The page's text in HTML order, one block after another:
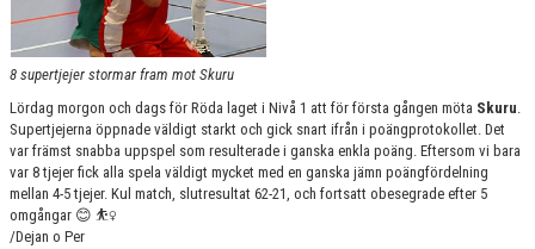
8 supertjejer stormar fram mot Skuru
Lördag morgon och dags för Röda laget i Nivå 1 att för första gången möta Skuru.
Supertjejerna öppnade väldigt starkt och gick snart ifrån i poängprotokollet. Det
var främst snabba uppspel som resulterade i ganska enkla poäng. Eftersom vi bara
var 8 tjejer fick alla spela väldigt mycket med en ganska jämn poängfördelning
mellan 4-5 tjejer. Kul match, slutresultat 62-21, och fortsatt obesegrade efter 5
omgångar 😊 ​⛹️‍♀️
/Dejan o Per​